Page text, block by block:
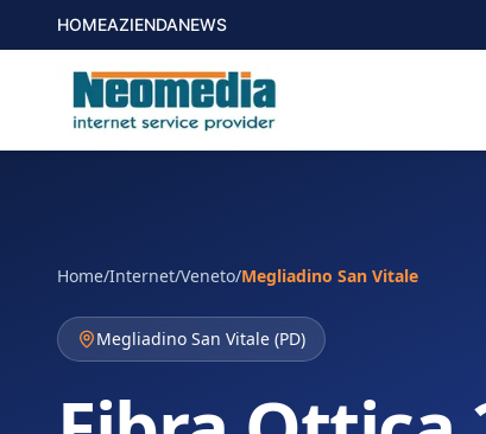
HOMEAZIENDANEWS
Home/Internet/Veneto/Megliadino San Vitale
Megliadino San Vitale (PD)